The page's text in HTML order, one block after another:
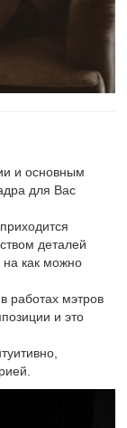
и основным
для Вас
деталей
на как можно
работах мэтров
и это